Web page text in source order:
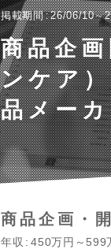
掲載期間 26/06/10～
商品企
ンケア
品メー
商品企画・
年収 450万円～599